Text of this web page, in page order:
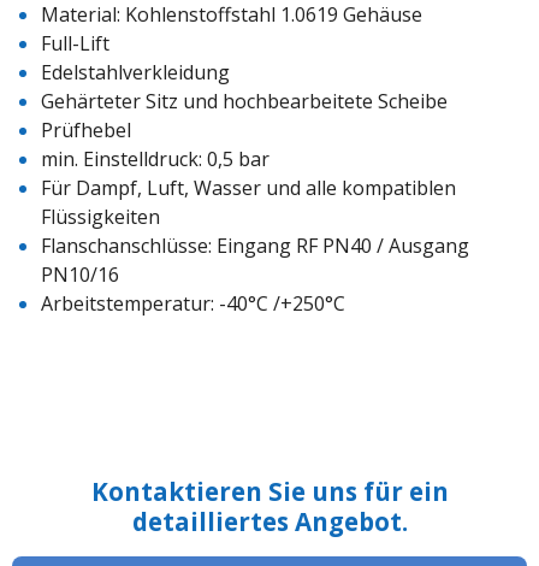
Material: Kohlenstoffstahl 1.0619 Gehäuse
Full-Lift
Edelstahlverkleidung
Gehärteter Sitz und hochbearbeitete Scheibe
Prüfhebel
min. Einstelldruck: 0,5 bar
Für Dampf, Luft, Wasser und alle kompatiblen
Flüssigkeiten
Flanschanschlüsse: Eingang RF PN40 / Ausgang
PN10/16
Arbeitstemperatur: -40°C /+250°C
Kontaktieren Sie uns für ein
detailliertes Angebot.